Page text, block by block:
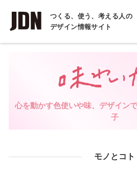
つくる、使う、考える人の
デザイン情報サイト
INTERVIEW
インタビュー
コラム
心を動かす色使いや味、デザイン
子
モノとコト